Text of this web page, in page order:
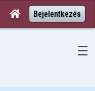
 Bejelentkezés
☰